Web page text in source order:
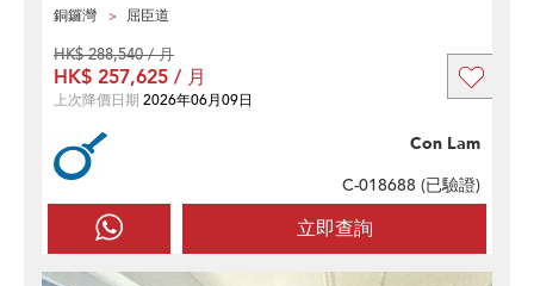
銅鑼灣 屈臣道
立即查詢
Con Lam
C-018688 (已驗證)
HK$ 288,540 / 月
HK$ 257,625 / 月
上次降價日期 2026年06月09日